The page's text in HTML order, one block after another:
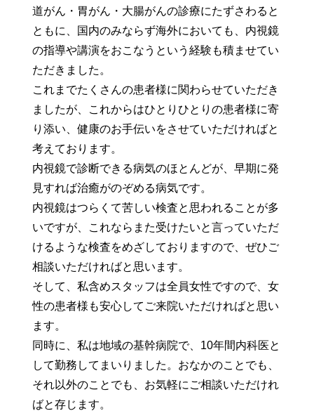
道がん・胃がん・大腸がんの診療にたずさわると
ともに、国内のみならず海外においても、内視鏡
の指導や講演をおこなうという経験も積ませてい
ただきました。
これまでたくさんの患者様に関わらせていただき
ましたが、これからはひとりひとりの患者様に寄
り添い、健康のお手伝いをさせていただければと
考えております。
内視鏡で診断できる病気のほとんどが、早期に発
見すれば治癒がのぞめる病気です。
内視鏡はつらくて苦しい検査と思われることが多
いですが、これならまた受けたいと言っていただ
けるような検査をめざしておりますので、ぜひご
相談いただければと思います。
そして、私含めスタッフは全員女性ですので、女
性の患者様も安心してご来院いただければと思い
ます。
同時に、私は地域の基幹病院で、10年間内科医と
して勤務してまいりました。おなかのことでも、
それ以外のことでも、お気軽にご相談いただけれ
ばと存じます。